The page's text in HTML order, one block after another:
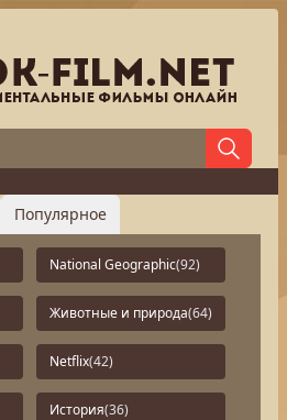
Популярное
National Geographic(92)
Животные и природа(64)
Netflix(42)
История(36)